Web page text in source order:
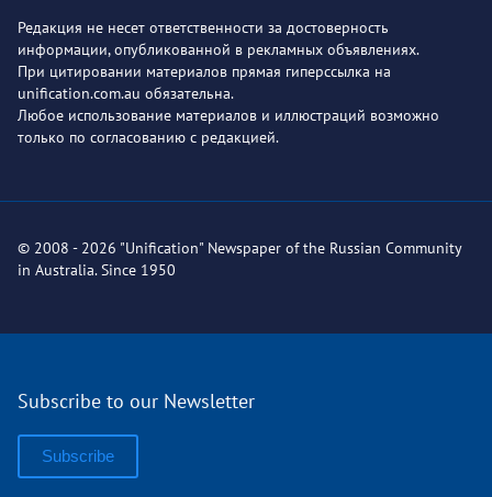
Редакция не несет ответственности за достоверность
информации, опубликованной в рекламных объявлениях.
При цитировании материалов прямая гиперссылка на
unification.com.au обязательна.
Любое использование материалов и иллюстраций возможно
только по согласованию с редакцией.
© 2008 - 2026 "Unification" Newspaper of the Russian Community
in Australia. Since 1950
Subscribe to our Newsletter
Subscribe